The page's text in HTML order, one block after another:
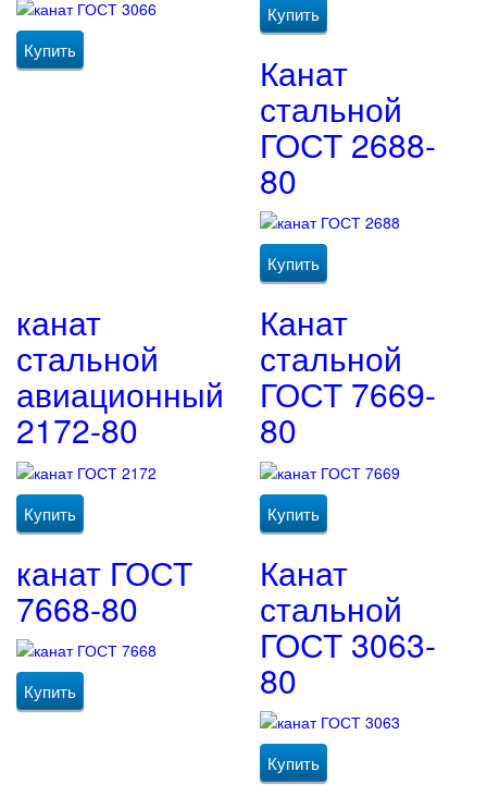
Купить
Купить
Канат
стальной
ГОСТ 2688-
80
Купить
канат
стальной
авиационный
2172-80
Купить
Канат
стальной
ГОСТ 7669-
80
Купить
канат ГОСТ
7668-80
Купить
Канат
стальной
ГОСТ 3063-
80
Купить